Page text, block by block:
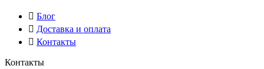
Блог
Доставка и оплата
Контакты
Контакты